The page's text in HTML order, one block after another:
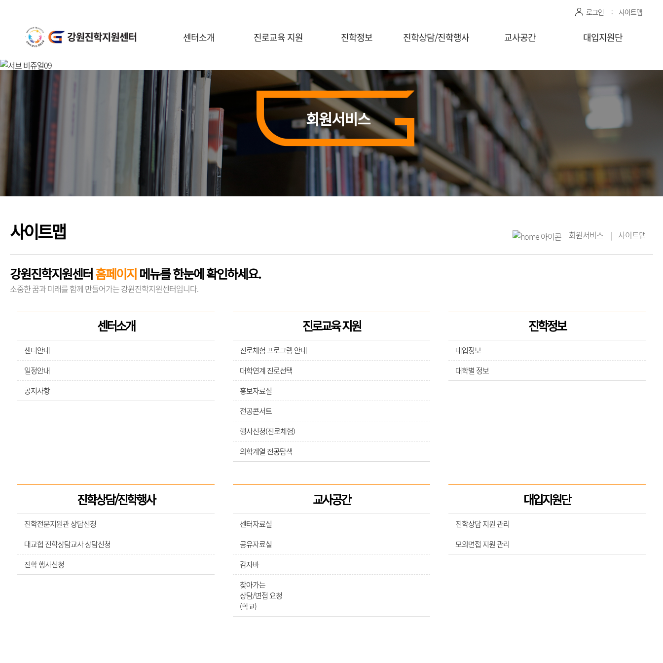
로그인 사이트맵
센터소개
센터안내
일정안내
공지사항
진로교육 지원
진로체험 프로그램 안내
대학연계 진로선택
전공콘서트
행사신청(진로체험)
의학계열 전공탐색
진학정보
대입정보
대학별 정보
진학상담/진학행사
진학전문지원관 상담신청
대교협 진학상담교사
상담신청
교사공간
센터자료실
공유자료실
감자바
찾아가는
상담/면접 요청
(학교)
대입지원단
진학상담 지원 관리
모의면접 지원 관리
회원서비스
사이트맵 회원서비스 사이트맵
강원진학지원센터홈페이지메뉴를 한눈에 확인하세요.
소중한 꿈과 미래를 함께 만들어가는 강원진학지원센터입니다.
센터소개
센터안내
일정안내
공지사항
진로교육 지원
진로체험 프로그램 안내
대학연계 진로선택
홍보자료실
전공콘서트
행사신청(진로체험)
의학계열 전공탐색
진학정보
대입정보
대학별 정보
진학상담/진학행사
진학전문지원관 상담신청
대교협 진학상담교사 상담신청
진학 행사신청
교사공간
센터자료실
공유자료실
감자바
찾아가는
상담/면접 요청
(학교)
대입지원단
진학상담 지원 관리
모의면접 지원 관리